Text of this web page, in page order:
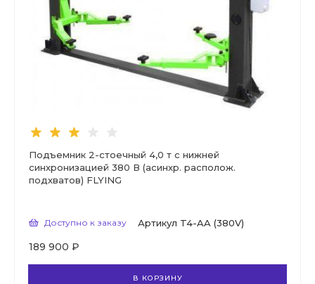
Подъемник 2-стоечный 4,0 т с нижней
синхронизацией 380 В (асинхр. располож.
подхватов) FLYING
Доступно к заказу Артикул T4-AA (380V)
189 900 ₽
В КОРЗИНУ